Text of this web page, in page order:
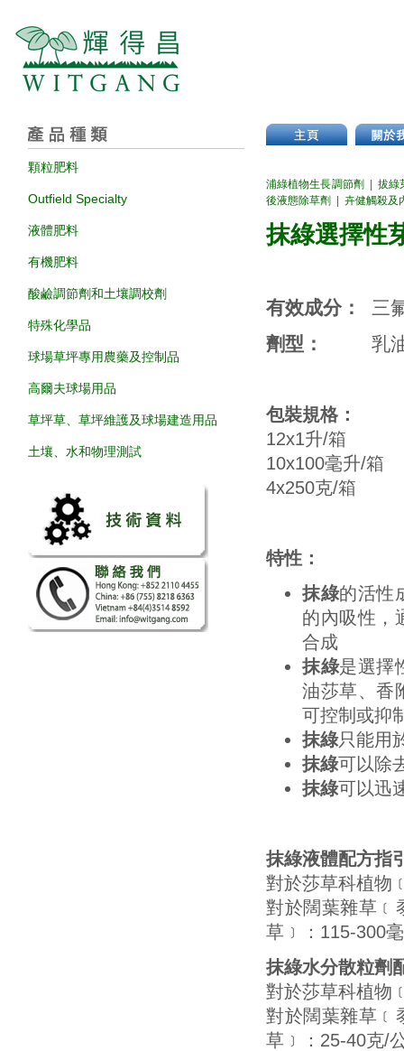
顆粒肥料
Outfield Specialty
液體肥料
有機肥料
酸鹼調節劑和土壤調校劑
特殊化學品
球場草坪專用農藥及控制品
高爾夫球場用品
草坪草、草坪維護及球場建造用品
土壤、水和物理測試
浦綠植物生長調節劑 |拔綠
後液態除草劑
卉健觸殺及
抹綠選擇性
有效成分： 三
劑型： 乳
包裝規格：
12x1升/箱 ﹝
10x100毫升/箱
4x250克/箱 ﹝
特性：
抹綠的活性
的內吸性，
合成
抹綠是選擇
油莎草、香
可控制或抑
抹綠只能用
抹綠可以除
抹綠可以迅
抹綠液體配方指
對於莎草科植物
對於闊葉雜草﹝
草﹞：115-300
抹綠水分散粒劑
對於莎草科植物
對於闊葉雜草﹝
草﹞：25-40克/